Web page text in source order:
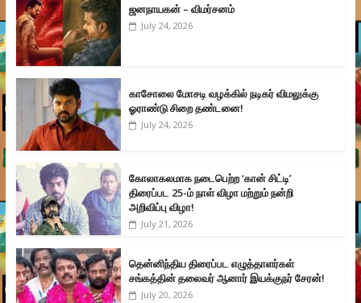
ஜனநாயகன் – விமர்சனம்
July 24, 2026
காசோலை மோசடி வழக்கில் நடிகர் விமலுக்கு
ஓராண்டு சிறை தண்டனை!
July 24, 2026
கோலாகலமாக நடைபெற்ற ‘கான் சிட்டி’
திரைப்பட 25-ம் நாள் விழா மற்றும் நன்றி
அறிவிப்பு விழா!
July 21, 2026
தென்னிந்திய திரைப்பட எழுத்தாளர்கள்
சங்கத்தின் தலைவர் ஆனார் இயக்குநர் சேரன்!
July 20, 2026